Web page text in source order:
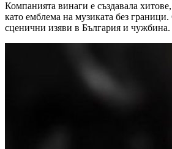
Компанията винаги е създавала
като емблема на музиката без
сценични изяви в България и чужбина.